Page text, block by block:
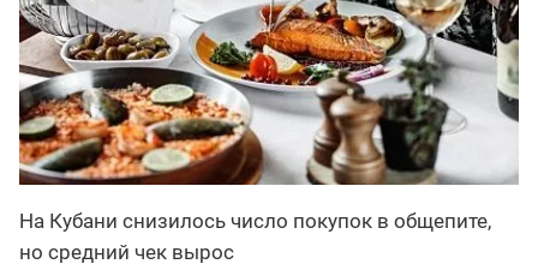
На Кубани снизилось число покупок в общепите,
но средний чек вырос